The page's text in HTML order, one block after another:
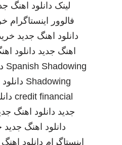
لینک دانلود اهنگ
فالوور اینستاگرام
دانلود اهنگ جدید
اهنگ جدید دانلود
Spanish Shadowing
Shadowing
credit financial
جدید دانلود اهنگ
دانلود اهنگ جدید
اینستاگرام دانلود